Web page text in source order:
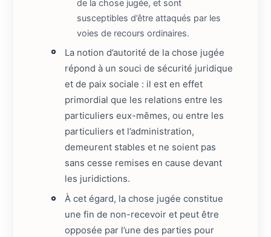
de la chose jugée, et sont
susceptibles d’être attaqués par les
voies de recours ordinaires.
La notion d’autorité de la chose jugée
répond à un souci de sécurité juridique
et de paix sociale : il est en effet
primordial que les relations entre les
particuliers eux-mêmes, ou entre les
particuliers et l’administration,
demeurent stables et ne soient pas
sans cesse remises en cause devant
les juridictions.
À cet égard, la chose jugée constitue
une fin de non-recevoir et peut être
opposée par l’une des parties pour